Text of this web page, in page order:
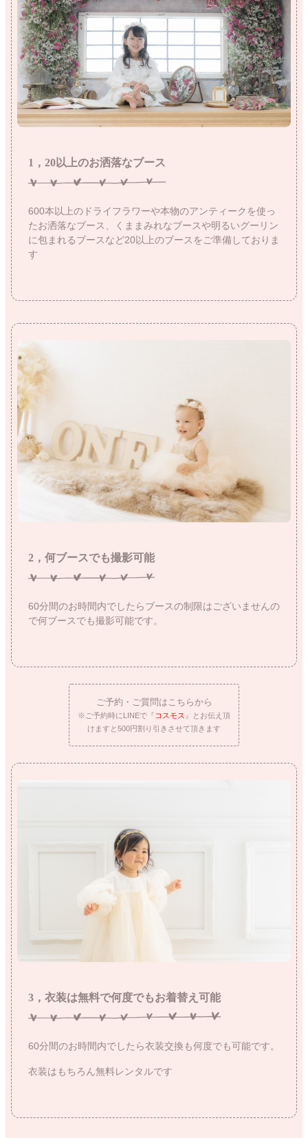
1，20以上のお洒落なブース
600本以上のドライフラワーや本物のアンティークを使っ
たお洒落なブース、くままみれなブースや明るいグーリン
に包まれるブースなど20以上のブースをご準備しておりま
す
2，何ブースでも撮影可能
60分間のお時間内でしたらブースの制限はございませんの
で何ブースでも撮影可能です。
ご予約・ご質問はこちらから
※ご予約時にLINEで『 コスモス 』とお伝え頂
けますと500円割り引きさせて頂きます
3，衣装は無料で何度でもお着替え可能
60分間のお時間内でしたら衣装交換も何度でも可能です。
衣装はもちろん無料レンタルです